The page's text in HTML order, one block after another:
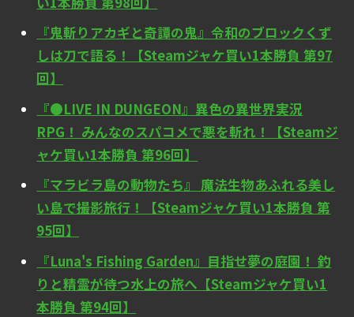
『鬼斬りアカギと奇譚の鬼』令和のブロックくず
しは刀で語る！【Steamジャケ買い1本勝負 第97
回】
『●LIVE IN DUNGEON』異色の異世界実況
RPG！ みんなのスパコメで悪を斬れ！【Steamジ
ャケ買い1本勝負 第96回】
『マラビラ島の動物たち』 魔法生物あふれる美し
い島で撮影旅行！【Steamジャケ買い1本勝負 第
95回】
『Luna's Fishing Garden』目指せ夢の庭園！ 釣
りと精霊が待つ水上の旅へ【Steamジャケ買い1
本勝負 第94回】